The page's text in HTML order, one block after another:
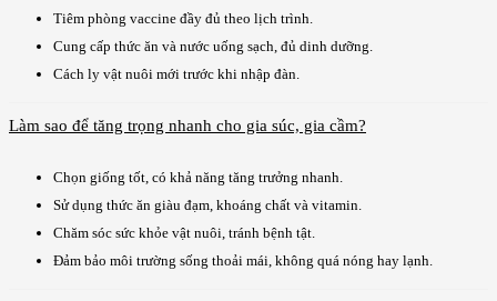
Tiêm phòng vaccine đầy đủ theo lịch trình.
Cung cấp thức ăn và nước uống sạch, đủ dinh dưỡng.
Cách ly vật nuôi mới trước khi nhập đàn.
Làm sao để tăng trọng nhanh cho gia súc, gia cầm?
Chọn giống tốt, có khả năng tăng trưởng nhanh.
Sử dụng thức ăn giàu đạm, khoáng chất và vitamin.
Chăm sóc sức khỏe vật nuôi, tránh bệnh tật.
Đảm bảo môi trường sống thoải mái, không quá nóng hay lạnh.